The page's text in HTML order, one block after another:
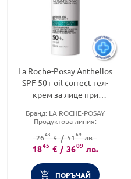
La Roche-Posay Anthelios
SPF 50+ oil correct гел-
крем за лице при
797467
Бранд: LA ROCHE-POSAY
Продуктова линия:
Слънцезащитен фактор:
50
2643 € / 5169 лв.
1845 € / 3609 лв.
ПОРЪЧАЙ